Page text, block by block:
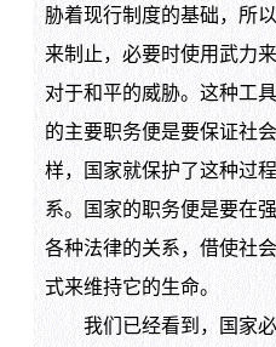
胁着现行制度的基础，所
来制止，必要时使用武力
对于和平的威胁。这种工
的主要职务便是要保证社
样，国家就保护了这种过
系。国家的职务便是要在
各种法律的关系，借使社
式来维持它的生命。
我们已经看到，国家必